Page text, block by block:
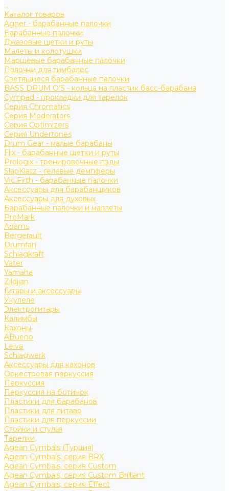
...
Каталог товаров
Agner - барабанные палочки
Барабанные палочки
Джазовые щетки и руты
Малеты и колотушки
Маршевые барабанные палочки
Палочки для тимбалес
Светящиеся барабанные палочки
BASS DRUM O’S - кольца на пластик басс-барабана
Cympad - прокладки для тарелок
Серия Chromatics
Серия Moderators
Серия Optimizers
Серия Undertones
Drum Gear - малые барабаны
Flix - барабанные щетки и руты
Prologix - тренировочные пэды
SlapKlatz - гелевые демпферы
Vic Firth - барабанные палочки
Аксессуары для барабанщиков
Аксессуары для духовых
Барабанные палочки и маллеты
ProMark
Adams
Bergerault
Drumfan
Schlagkraft
Vater
Yamaha
Zildjian
Гитары и аксессуары
Укулеле
Электрогитары
Калимбы
Кахоны
ABueno
Leiva
Schlagwerk
Аксессуары для кахонов
Оркестровая перкуссия
Перкуссия
Перкуссия на ботинок
Пластики для барабанов
Пластики для литавр
Пластики для перкуссии
Стойки и стулья
Тарелки
Agean Cymbals (Турция)
Agean Cymbals, серия BRX
Agean Cymbals, серия Custom
Agean Cymbals, серия Custom Brilliant
Agean Cymbals, серия Effect